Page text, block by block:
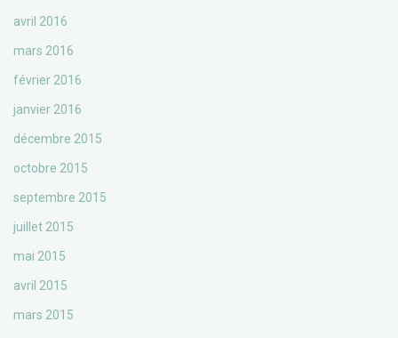
avril 2016
mars 2016
février 2016
janvier 2016
décembre 2015
octobre 2015
septembre 2015
juillet 2015
mai 2015
avril 2015
mars 2015